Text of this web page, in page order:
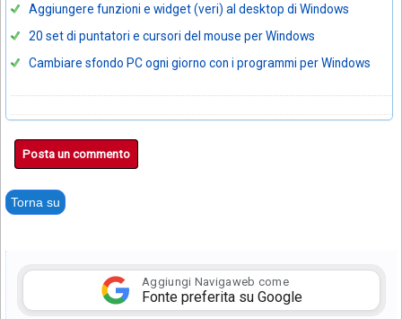
Aggiungere funzioni e widget (veri) al desktop di Windows
20 set di puntatori e cursori del mouse per Windows
Cambiare sfondo PC ogni giorno con i programmi per Windows
Posta un commento
Torna su
Aggiungi Navigaweb come
Fonte preferita su Google